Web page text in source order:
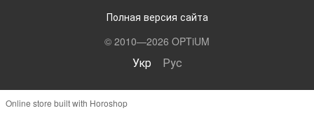
Полная версия сайта
© 2010—2026 OPTiUM
Укр Рус
Online store built with Horoshop